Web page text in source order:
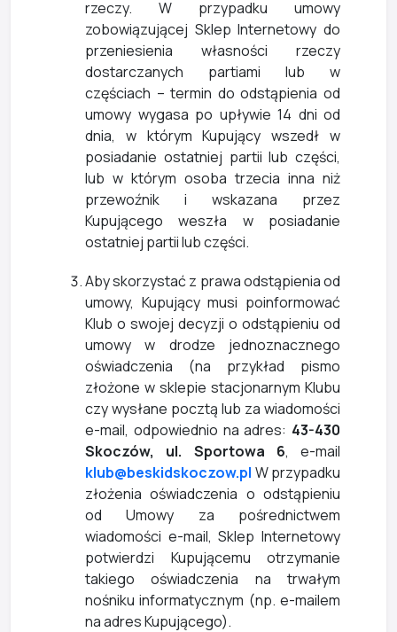
rzeczy. W przypadku umowy
zobowiązującej Sklep Internetowy do
przeniesienia własności rzeczy
dostarczanych partiami lub w
częściach – termin do odstąpienia od
umowy wygasa po upływie 14 dni od
dnia, w którym Kupujący wszedł w
posiadanie ostatniej partii lub części,
lub w którym osoba trzecia inna niż
przewoźnik i wskazana przez
Kupującego weszła w posiadanie
ostatniej partii lub części.
Aby skorzystać z prawa odstąpienia od
umowy, Kupujący musi poinformować
Klub o swojej decyzji o odstąpieniu od
umowy w drodze jednoznacznego
oświadczenia (na przykład pismo
złożone w sklepie stacjonarnym Klubu
czy wysłane pocztą lub za wiadomości
e-mail, odpowiednio na adres: 43-430
Skoczów, ul. Sportowa 6, e-mail
klub@beskidskoczow.pl W przypadku
złożenia oświadczenia o odstąpieniu
od Umowy za pośrednictwem
wiadomości e-mail, Sklep Internetowy
potwierdzi Kupującemu otrzymanie
takiego oświadczenia na trwałym
nośniku informatycznym (np. e-mailem
na adres Kupującego).